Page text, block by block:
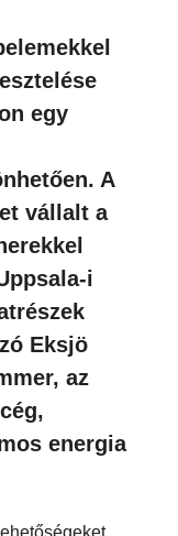
egy
A
vállalt a
i
Eksjö
az
energia